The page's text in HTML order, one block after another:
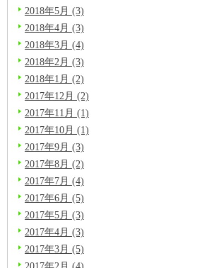
2018年5月 (3)
2018年4月 (3)
2018年3月 (4)
2018年2月 (3)
2018年1月 (2)
2017年12月 (2)
2017年11月 (1)
2017年10月 (1)
2017年9月 (3)
2017年8月 (2)
2017年7月 (4)
2017年6月 (5)
2017年5月 (3)
2017年4月 (3)
2017年3月 (5)
2017年2月 (4)